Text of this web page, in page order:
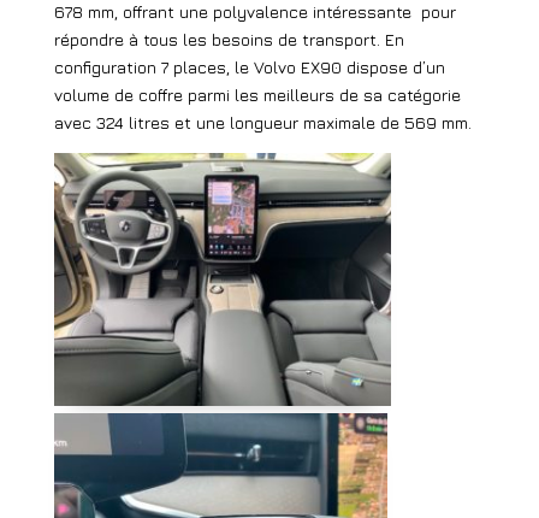
678 mm, offrant une polyvalence intéressante pour
répondre à tous les besoins de transport. En
configuration 7 places, le Volvo EX90 dispose d’un
volume de coffre parmi les meilleurs de sa catégorie
avec 324 litres et une longueur maximale de 569 mm.